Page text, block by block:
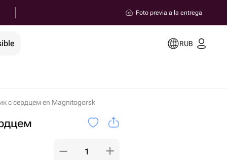
Foto previa a la entrega
RUB
с сердцем en Magnitogorsk